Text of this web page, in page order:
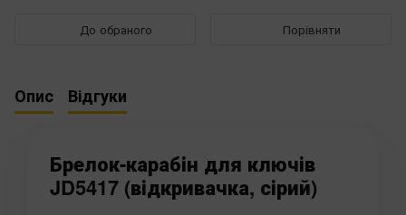
До обраного Порівняти
Опис Відгуки
Брелок-карабін для ключів
JD5417 (відкривачка, сірий)